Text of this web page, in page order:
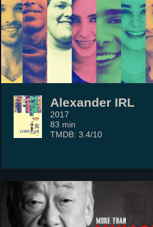
Alexander IRL
2017
83 min
TMDB: 3.4/10